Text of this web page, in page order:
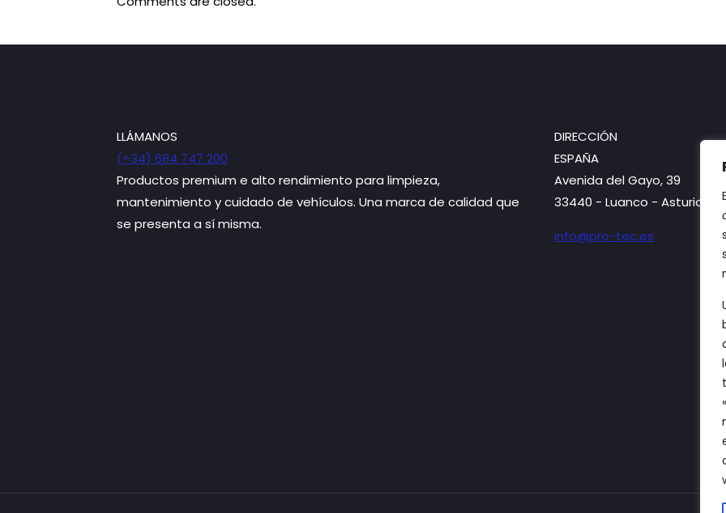
LLÁMANOS
(+34) 684 747 200
Productos premium e alto rendimiento para limpieza,
mantenimiento y cuidado de vehículos. Una marca de calidad que
se presenta a sí misma.
DIRECCIÓN
ESPAÑA
Avenida del Gayo, 39
33440 - Luanco - Asturias
info@pro-tec.es